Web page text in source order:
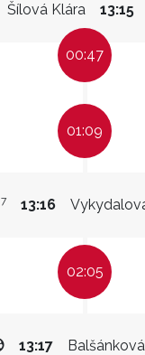
Šílová Klára 13:15
00:47
01:09
13:16
7
02:05
13:17